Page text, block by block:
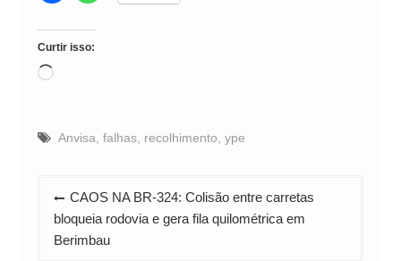
Curtir isso:
Carregando...
Anvisa, falhas, recolhimento, ype
Navegação
de
Post
CAOS NA BR-324: Colisão entre carretas
bloqueia rodovia e gera fila quilométrica em
Berimbau